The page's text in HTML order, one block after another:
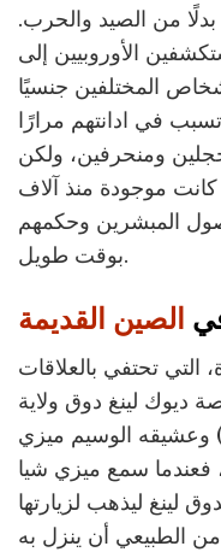
من الصيد والحرب.
الأوروبيين إلى
المختلفين جنسيًا
تسبب في ادانتهم مرارًا
ومنحرفين، ولكن
موجودة منذ آلاف
المبشرين وحكمهم
بوقت طويل.
الصين القديمة
التي تحتفي بالعلاقات
ديوك لينغ دوق ولاية
534 إلى 493 ق.م) وعشيقه الوسيم ميزي
فعندما سمع ميزي شيا
لينغ ليذهب لزيارتها
الطبيعي أن ينزل به